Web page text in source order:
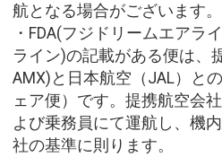
航となる場合がございます。
・FDA(フジドリームエアラ
ライン)の記載がある便は、
AMX)と日本航空（JAL）と
ェア便）です。提携航空会
よび乗務員にて運航し、機
社の基準に則ります。